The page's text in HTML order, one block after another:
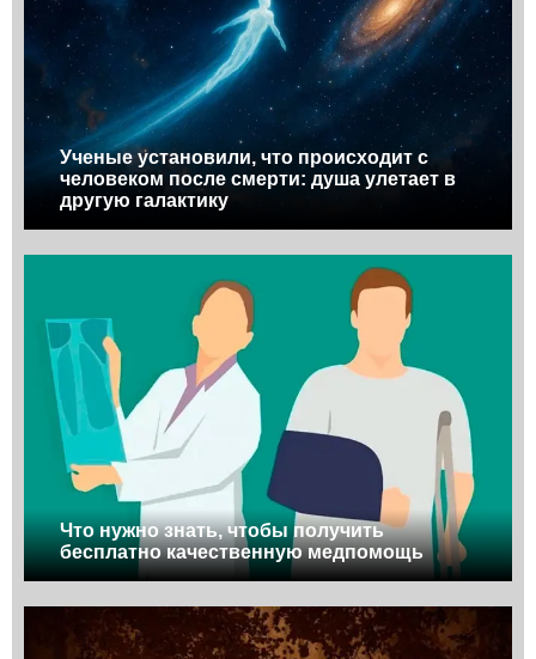
Ученые установили, что происходит с
человеком после смерти: душа улетает в
другую галактику
Что нужно знать, чтобы получить
бесплатно качественную медпомощь